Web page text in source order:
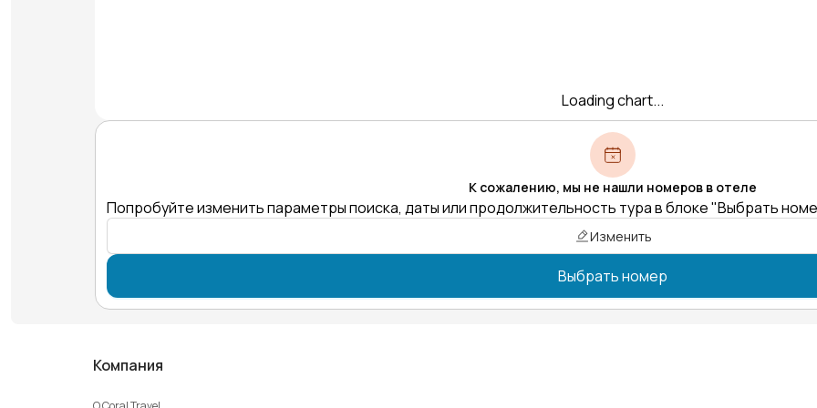
Loading chart...
К сожалению, мы не нашли номеров в отеле
Попробуйте изменить параметры поиска, даты или продолжительность тура в блоке "Выбрать
Изменить
Выбрать номер
Компания